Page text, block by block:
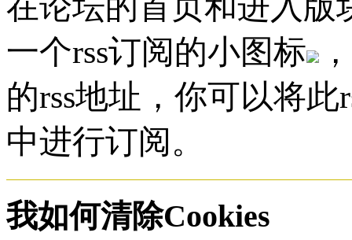
一个rss订阅的小图标
的rss地址，你可以将
中进行订阅。
我如何清除Cookies